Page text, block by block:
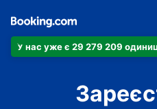
У нас уже є 29 279 209